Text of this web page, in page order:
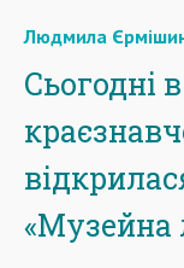
Людмила
Сьогодні
«Музейна